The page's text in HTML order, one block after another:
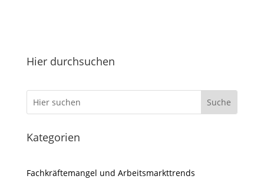
Hier durchsuchen
Kategorien
Fachkräftemangel und Arbeitsmarkttrends